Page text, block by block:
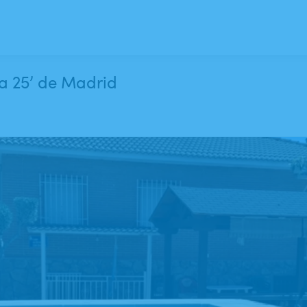
25’ de Madrid